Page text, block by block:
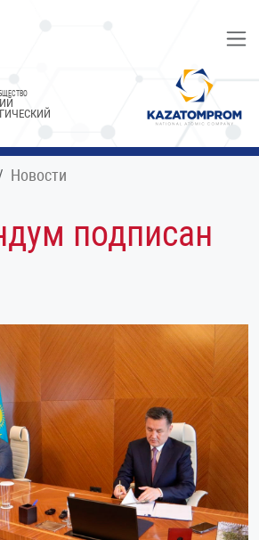
Новости
подписан